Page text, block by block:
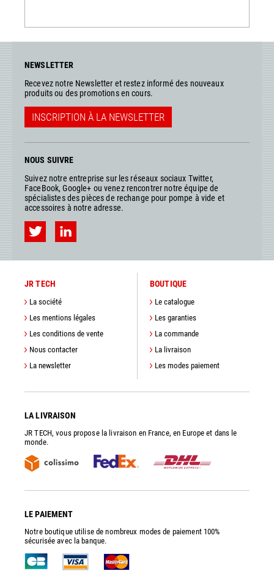
NEWSLETTER
Recevez notre Newsletter et restez informé des nouveaux
produits ou des promotions en cours.
INSCRIPTION À LA NEWSLETTER
NOUS SUIVRE
Suivez notre entreprise sur les réseaux sociaux Twitter,
FaceBook, Google+ ou venez rencontrer notre équipe de
spécialistes des pièces de rechange pour pompe à vide et
accessoires à notre adresse.
JR TECH
La société
Les mentions légales
Les conditions de vente
Nous contacter
La newsletter
BOUTIQUE
Le catalogue
Les garanties
La commande
La livraison
Les modes paiement
LA LIVRAISON
JR TECH, vous propose la livraison en France, en Europe et dans le
monde.
LE PAIEMENT
Notre boutique utilise de nombreux modes de paiement 100%
sécurisée avec la banque.